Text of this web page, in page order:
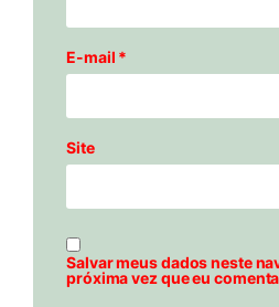
E-mail *
Site
Salvar meus dados neste
próxima vez que eu